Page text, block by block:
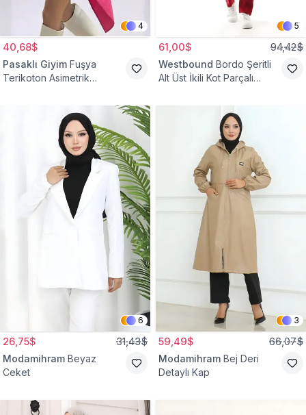
4
40,68$
Pasaklı Giyim Fuşya
Terikoton Asimetrik
5
61,00$ 94,42$
Westbound Bordo Şeritli
Alt Üst İkili Kot Parçalı
6
26,75$ 31,43$
Modamihram Beyaz
Ceket
3
59,49$ 66,07$
Modamihram Bej Deri
Detaylı Kap